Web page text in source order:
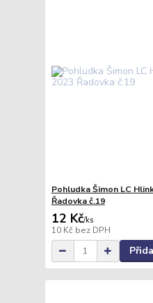
Pohludka Šimon LC
Řadovka č.19
12 Kč/ks
10 Kč bez DPH